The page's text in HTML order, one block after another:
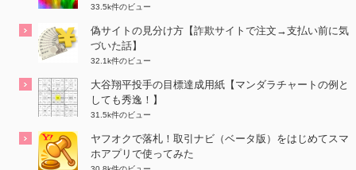
33.5k件のビュー
偽サイトの見分け方【詐欺サイトで注文→支払い前に気
づいた話】
32.1k件のビュー
大谷翔平投手の目標達成用紙【マンダラチャートの例と
しても秀逸！】
31.5k件のビュー
ヤフオクで落札！取引ナビ（ベータ版）をはじめてスマ
ホアプリで使ってみた